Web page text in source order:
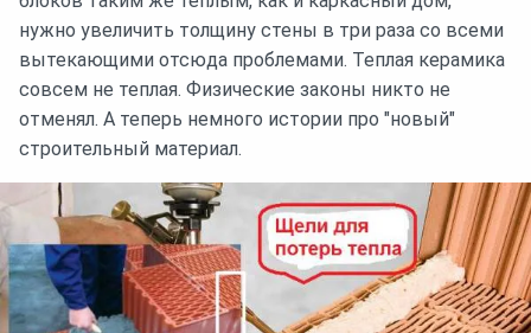
нужно увеличить толщину стены в три раза со всеми
вытекающими отсюда проблемами. Теплая керамика
совсем не теплая. Физические законы никто не
отменял. А теперь немного истории про "новый"
строительный материал.